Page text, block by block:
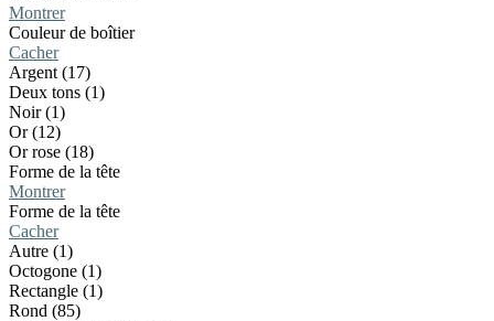
Montrer
Couleur de boîtier
Cacher
Argent (17)
Deux tons (1)
Noir (1)
Or (12)
Or rose (18)
Forme de la tête
Montrer
Forme de la tête
Cacher
Autre (1)
Octogone (1)
Rectangle (1)
Rond (85)